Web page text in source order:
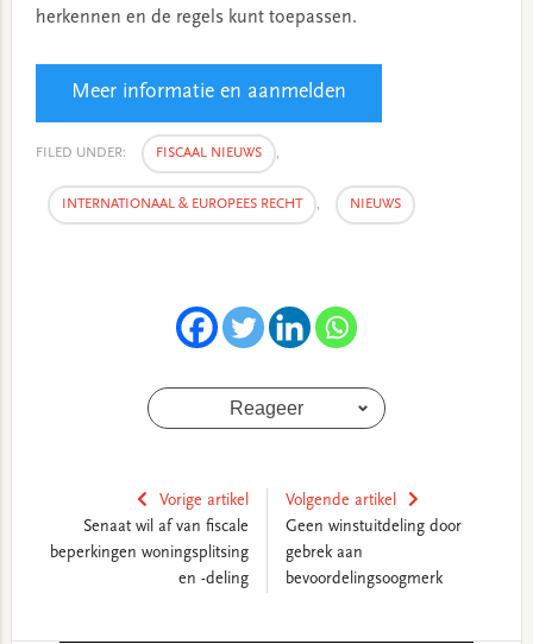
herkennen en de regels kunt toepassen.
Meer informatie en aanmelden
FILED UNDER: FISCAAL NIEUWS ,
INTERNATIONAAL & EUROPEES RECHT , NIEUWS
Reageer
Vorige artikel
Senaat wil af van fiscale
beperkingen woningsplitsing
en -deling
Volgende artikel
Geen winstuitdeling door
gebrek aan
bevoordelingsoogmerk